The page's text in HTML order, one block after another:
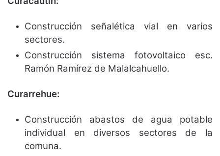
Construcción señalética vial en varios
sectores.
Construcción sistema fotovoltaico esc.
Ramón Ramírez de Malalcahuello.
Curarrehue:
Construcción abastos de agua potable
individual en diversos sectores de la
comuna.